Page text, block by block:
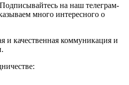
на наш телеграм-
много интересного о
и качественная коммуникация и